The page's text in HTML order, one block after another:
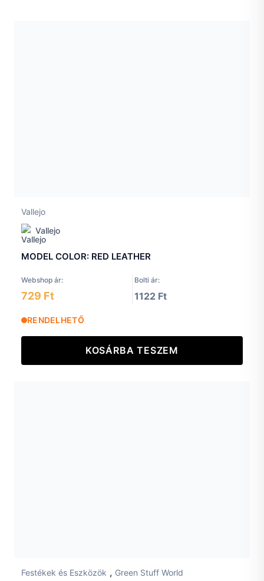
Vallejo
Vallejo
MODEL COLOR: RED LEATHER
Webshop ár: Bolti ár:
729 Ft 1122 Ft
RENDELHETŐ
KOSÁRBA TESZEM
Festékek és Eszközök , Green Stuff World